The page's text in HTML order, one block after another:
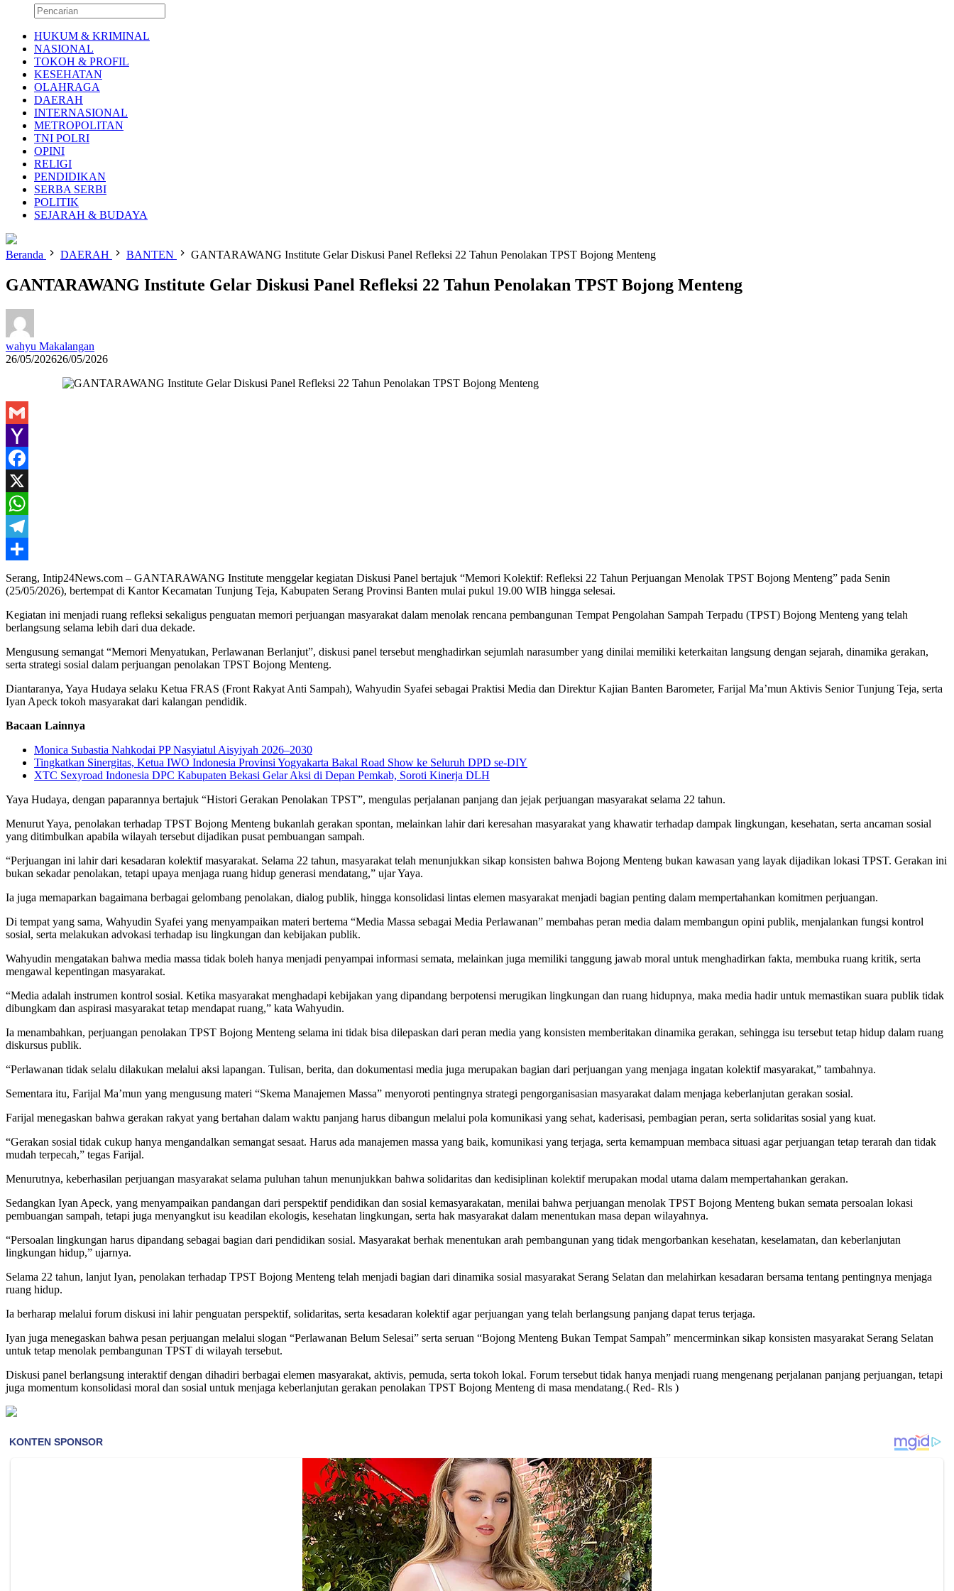
HUKUM & KRIMINAL
NASIONAL
TOKOH & PROFIL
KESEHATAN
OLAHRAGA
DAERAH
INTERNASIONAL
METROPOLITAN
TNI POLRI
OPINI
RELIGI
PENDIDIKAN
SERBA SERBI
POLITIK
SEJARAH & BUDAYA
Beranda DAERAH BANTEN GANTARAWANG Institute Gelar Diskusi Panel Refleksi 22 Tahun Penolakan TPST Bojong Menteng
GANTARAWANG Institute Gelar Diskusi Panel Refleksi 22 Tahun Penolakan TPST Bojong Menteng
wahyu Makalangan
26/05/202626/05/2026
Gmail
Yahoo
Mail
Facebook
X
WhatsApp
Telegram
Share
Serang, Intip24News.com – GANTARAWANG Institute menggelar kegiatan Diskusi Panel bertajuk “Memori Kolektif: Refleksi 22 Tahun Perjuangan Menolak TPST Bojong Menteng” pada Senin
(25/05/2026), bertempat di Kantor Kecamatan Tunjung Teja, Kabupaten Serang Provinsi Banten mulai pukul 19.00 WIB hingga selesai.
Kegiatan ini menjadi ruang refleksi sekaligus penguatan memori perjuangan masyarakat dalam menolak rencana pembangunan Tempat Pengolahan Sampah Terpadu (TPST) Bojong Menteng yang telah
berlangsung selama lebih dari dua dekade.
Mengusung semangat “Memori Menyatukan, Perlawanan Berlanjut”, diskusi panel tersebut menghadirkan sejumlah narasumber yang dinilai memiliki keterkaitan langsung dengan sejarah, dinamika gerakan,
serta strategi sosial dalam perjuangan penolakan TPST Bojong Menteng.
Diantaranya, Yaya Hudaya selaku Ketua FRAS (Front Rakyat Anti Sampah), Wahyudin Syafei sebagai Praktisi Media dan Direktur Kajian Banten Barometer, Farijal Ma’mun Aktivis Senior Tunjung Teja, serta
Iyan Apeck tokoh masyarakat dari kalangan pendidik.
Bacaan Lainnya
Monica Subastia Nahkodai PP Nasyiatul Aisyiyah 2026–2030
Tingkatkan Sinergitas, Ketua IWO Indonesia Provinsi Yogyakarta Bakal Road Show ke Seluruh DPD se-DIY
XTC Sexyroad Indonesia DPC Kabupaten Bekasi Gelar Aksi di Depan Pemkab, Soroti Kinerja DLH
Yaya Hudaya, dengan paparannya bertajuk “Histori Gerakan Penolakan TPST”, mengulas perjalanan panjang dan jejak perjuangan masyarakat selama 22 tahun.
Menurut Yaya, penolakan terhadap TPST Bojong Menteng bukanlah gerakan spontan, melainkan lahir dari keresahan masyarakat yang khawatir terhadap dampak lingkungan, kesehatan, serta ancaman sosial
yang ditimbulkan apabila wilayah tersebut dijadikan pusat pembuangan sampah.
“Perjuangan ini lahir dari kesadaran kolektif masyarakat. Selama 22 tahun, masyarakat telah menunjukkan sikap konsisten bahwa Bojong Menteng bukan kawasan yang layak dijadikan lokasi TPST. Gerakan ini
bukan sekadar penolakan, tetapi upaya menjaga ruang hidup generasi mendatang,” ujar Yaya.
Ia juga memaparkan bagaimana berbagai gelombang penolakan, dialog publik, hingga konsolidasi lintas elemen masyarakat menjadi bagian penting dalam mempertahankan komitmen perjuangan.
Di tempat yang sama, Wahyudin Syafei yang menyampaikan materi bertema “Media Massa sebagai Media Perlawanan” membahas peran media dalam membangun opini publik, menjalankan fungsi kontrol
sosial, serta melakukan advokasi terhadap isu lingkungan dan kebijakan publik.
Wahyudin mengatakan bahwa media massa tidak boleh hanya menjadi penyampai informasi semata, melainkan juga memiliki tanggung jawab moral untuk menghadirkan fakta, membuka ruang kritik, serta
mengawal kepentingan masyarakat.
“Media adalah instrumen kontrol sosial. Ketika masyarakat menghadapi kebijakan yang dipandang berpotensi merugikan lingkungan dan ruang hidupnya, maka media hadir untuk memastikan suara publik tidak
dibungkam dan aspirasi masyarakat tetap mendapat ruang,” kata Wahyudin.
Ia menambahkan, perjuangan penolakan TPST Bojong Menteng selama ini tidak bisa dilepaskan dari peran media yang konsisten memberitakan dinamika gerakan, sehingga isu tersebut tetap hidup dalam ruang
diskursus publik.
“Perlawanan tidak selalu dilakukan melalui aksi lapangan. Tulisan, berita, dan dokumentasi media juga merupakan bagian dari perjuangan yang menjaga ingatan kolektif masyarakat,” tambahnya.
Sementara itu, Farijal Ma’mun yang mengusung materi “Skema Manajemen Massa” menyoroti pentingnya strategi pengorganisasian masyarakat dalam menjaga keberlanjutan gerakan sosial.
Farijal menegaskan bahwa gerakan rakyat yang bertahan dalam waktu panjang harus dibangun melalui pola komunikasi yang sehat, kaderisasi, pembagian peran, serta solidaritas sosial yang kuat.
“Gerakan sosial tidak cukup hanya mengandalkan semangat sesaat. Harus ada manajemen massa yang baik, komunikasi yang terjaga, serta kemampuan membaca situasi agar perjuangan tetap terarah dan tidak
mudah terpecah,” tegas Farijal.
Menurutnya, keberhasilan perjuangan masyarakat selama puluhan tahun menunjukkan bahwa solidaritas dan kedisiplinan kolektif merupakan modal utama dalam mempertahankan gerakan.
Sedangkan Iyan Apeck, yang menyampaikan pandangan dari perspektif pendidikan dan sosial kemasyarakatan, menilai bahwa perjuangan menolak TPST Bojong Menteng bukan semata persoalan lokasi
pembuangan sampah, tetapi juga menyangkut isu keadilan ekologis, kesehatan lingkungan, serta hak masyarakat dalam menentukan masa depan wilayahnya.
“Persoalan lingkungan harus dipandang sebagai bagian dari pendidikan sosial. Masyarakat berhak menentukan arah pembangunan yang tidak mengorbankan kesehatan, keselamatan, dan keberlanjutan
lingkungan hidup,” ujarnya.
Selama 22 tahun, lanjut Iyan, penolakan terhadap TPST Bojong Menteng telah menjadi bagian dari dinamika sosial masyarakat Serang Selatan dan melahirkan kesadaran bersama tentang pentingnya menjaga
ruang hidup.
Ia berharap melalui forum diskusi ini lahir penguatan perspektif, solidaritas, serta kesadaran kolektif agar perjuangan yang telah berlangsung panjang dapat terus terjaga.
Iyan juga menegaskan bahwa pesan perjuangan melalui slogan “Perlawanan Belum Selesai” serta seruan “Bojong Menteng Bukan Tempat Sampah” mencerminkan sikap konsisten masyarakat Serang Selatan
untuk tetap menolak pembangunan TPST di wilayah tersebut.
Diskusi panel berlangsung interaktif dengan dihadiri berbagai elemen masyarakat, aktivis, pemuda, serta tokoh lokal. Forum tersebut tidak hanya menjadi ruang mengenang perjalanan panjang perjuangan, tetapi
juga momentum konsolidasi moral dan sosial untuk menjaga keberlanjutan gerakan penolakan TPST Bojong Menteng di masa mendatang.( Red- Rls )